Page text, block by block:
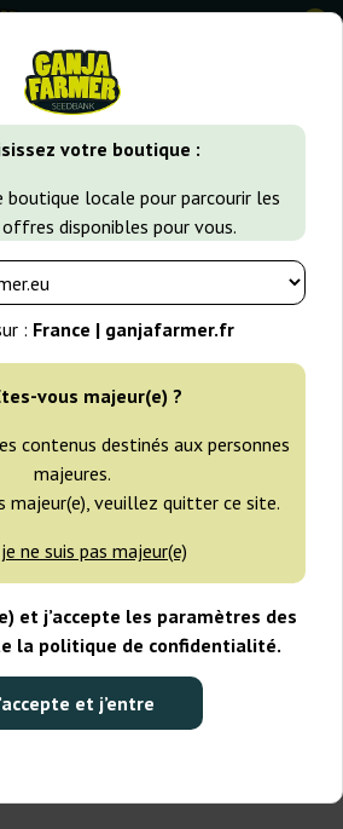
votre boutique :
boutique locale pour parcourir les
disponibles pour vous.
: France | ganjafarmer.fr
vous majeur(e) ?
contenus destinés aux personnes
majeures.
majeur(e), veuillez quitter ce site.
ne suis pas majeur(e)
et j’accepte les paramètres des
la politique de confidentialité.
et j’entre
0
de Cannabis Kush Masterkush